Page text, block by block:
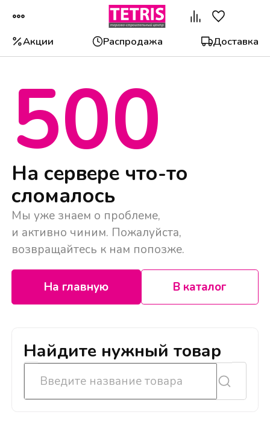
Акции Распродажа Доставка
500
На сервере что-то
сломалось
Мы уже знаем о проблеме,
и активно чиним. Пожалуйста,
возвращайтесь к нам попозже.
На главную В каталог
Найдите нужный товар